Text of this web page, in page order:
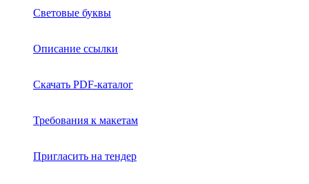
Световые буквы
Описание ссылки
Скачать PDF-каталог
Требования к макетам
Пригласить на тендер